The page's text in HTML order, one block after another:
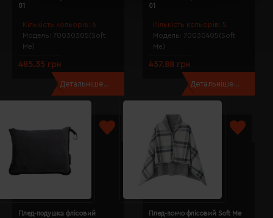
Кількість кольорів: 6
Модель: 70030305(Soft
Me)
01
485.35 грн
Детальніше...
Кількість кольорів: 5
Модель: 70030405(Soft
Me)
01
457.88 грн
Детальніше...
Плед-подушка флісовий
Плед-пончо флісовий Soft Me